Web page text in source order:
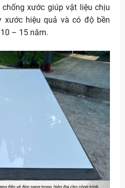
xước giúp vật liệu chịu
xước hiệu quả và có độ bền
– 15 năm.